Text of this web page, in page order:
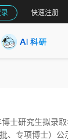
快速注册
士研究生拟录
、专项博士）公